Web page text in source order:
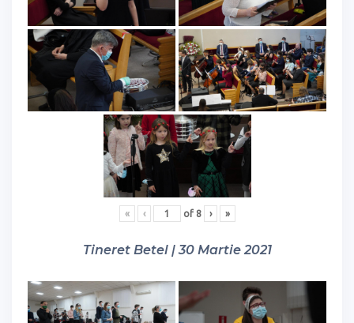
« ‹ of 8 › »
Tineret Betel | 30 Martie 2021